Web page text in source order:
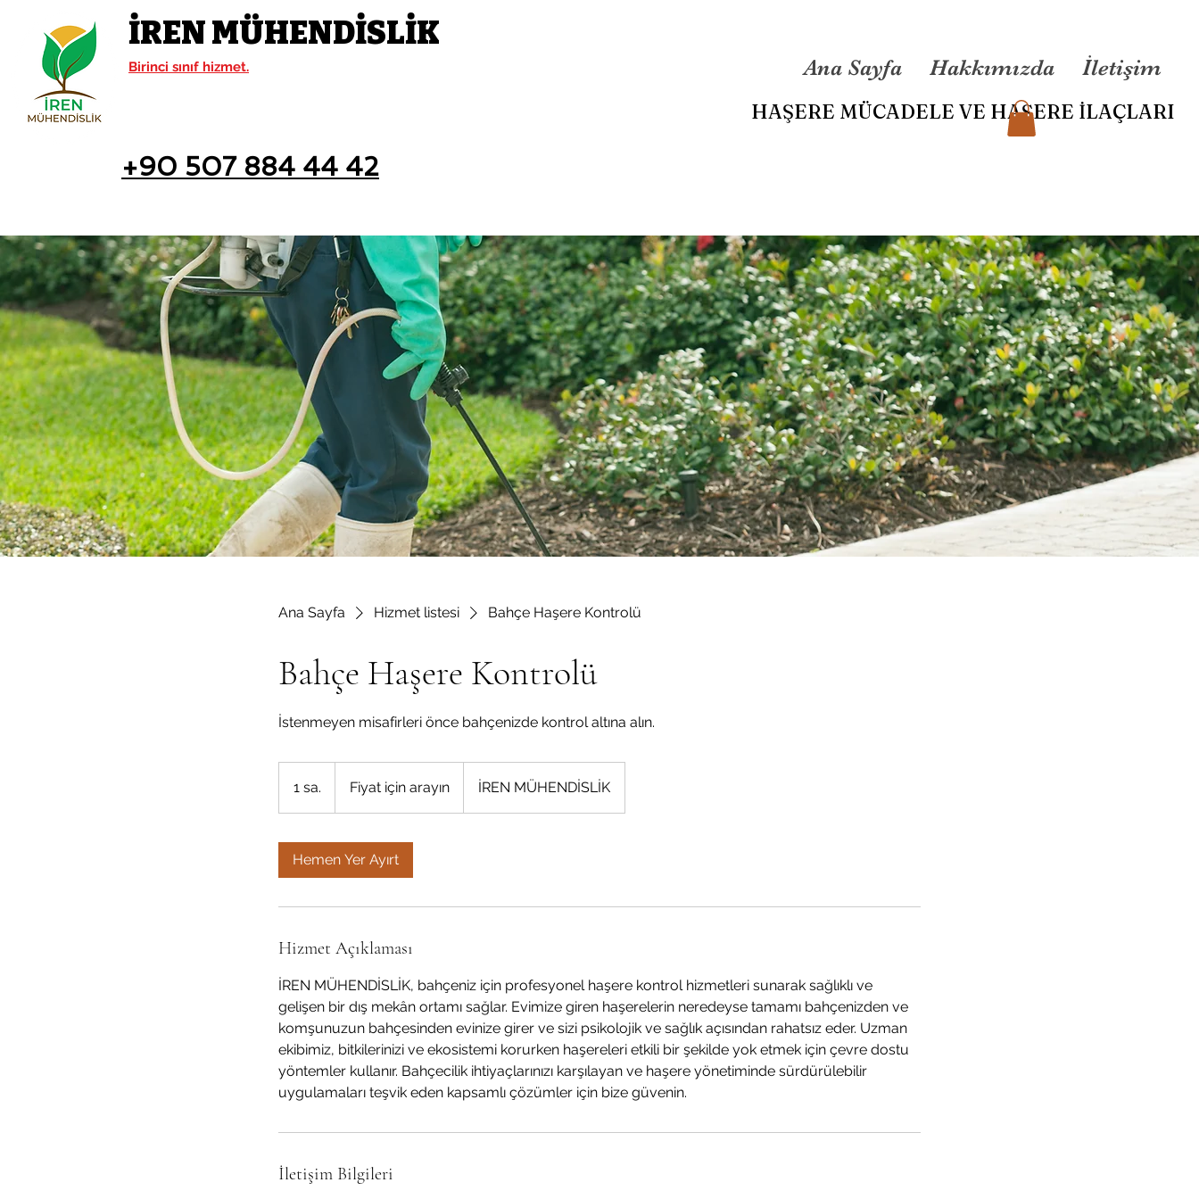
İREN MÜHENDİSLİK
Birinci sınıf hizmet. Ana Sayfa Hakkımızda İletişim
HAŞERE MÜCADELE VE HAŞERE İLAÇLARI
+90 507 884 44 42
Ana Sayfa Hizmet listesi Bahçe Haşere Kontrolü
Bahçe Haşere Kontrolü
İstenmeyen misafirleri önce bahçenizde kontrol altına alın.
1 sa.
s
arayınFiyat için arayın İREN MÜHENDİSLİK
Hemen Yer Ayırt
Hizmet Açıklaması
İREN MÜHENDİSLİK, bahçeniz için profesyonel haşere kontrol hizmetleri sunarak sağlıklı ve
gelişen bir dış mekân ortamı sağlar. Evimize giren haşerelerin neredeyse tamamı bahçenizden ve
komşunuzun bahçesinden evinize girer ve sizi psikolojik ve sağlık açısından rahatsız eder. Uzman
ekibimiz, bitkilerinizi ve ekosistemi korurken haşereleri etkili bir şekilde yok etmek için çevre dostu
yöntemler kullanır. Bahçecilik ihtiyaçlarınızı karşılayan ve haşere yönetiminde sürdürülebilir
uygulamaları teşvik eden kapsamlı çözümler için bize güvenin.
İletişim Bilgileri